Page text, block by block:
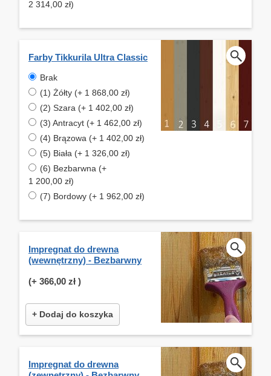
2 314,00 zł)
Farby Tikkurila Ultra Classic
Brak
(1) Żółty (+ 1 868,00 zł)
(2) Szara (+ 1 402,00 zł)
(3) Antracyt (+ 1 462,00 zł)
(4) Brązowa (+ 1 402,00 zł)
(5) Biała (+ 1 326,00 zł)
(6) Bezbarwna (+
1 200,00 zł)
(7) Bordowy (+ 1 962,00 zł)
Impregnat do drewna
(wewnętrzny) - Bezbarwny
(+ 366,00 zł )
+ Dodaj do koszyka
Impregnat do drewna